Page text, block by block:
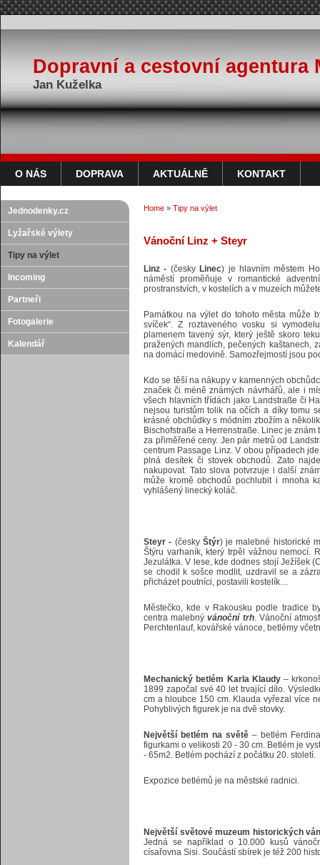
Dopravní a cestovní agentura
Jan Kuželka
O NÁS DOPRAVA AKTUÁLNĚ KONTAKT
Jednodenky.cz
Lyžařské výlety
Tipy na výlet
Incoming
Partneři
Fotogalerie
Kalendář
Home » Tipy na výlet
Vánoční Linz + Steyr
Linz - (česky Linec) je hlavním městem
náměstí proměňuje v romantické
prostranstvích, v kostelích a v muzeích
Památkou na výlet do tohoto města může
svíček“. Z roztaveného vosku si
plamenem tavený sýr, který ještě skoro
pražených mandlích, pečených kaštanech,
na domácí medovině. Samozřejmostí jsou
Kdo se těší na nákupy v kamenných
značek či méně známých návrhářů, ale i
všech hlavních třídách jako Landstraße či
nejsou turistům tolik na očích a díky tomu
krásné obchůdky s módním zbožím a
Bischofstraße a Herrenstraße. Linec je znám
za přiměřené ceny. Jen pár metrů od
centrum Passage Linz. V obou případech
plná desítek či stovek obchodů. Zato
nakupovat. Tato slova potvrzuje i další
může kromě obchodů pochlubit i mnoha
vyhlášený linecký koláč.
Steyr - (česky Štýr) je malebné historické
Štýru varhaník, který trpěl vážnou nemocí.
Jezulátka. V lese, kde dodnes stojí Ježíšek
se chodil k sošce modlit, uzdravil se a
přicházet poutníci, postavili kostelík…
Městečko, kde v Rakousku podle tradice
centra malebnývánoční trh. Vánoční
Perchtenlauf, kovářské vánoce, betlémy
Mechanický betlém Karla Klaudy–
1899 započal své 40 let trvající dílo.
cm a hloubce 150 cm. Klauda vyřezal více
Pohyblivých figurek je na dvě stovky.
Největší betlém na světě – betlém
figurkami o velikosti 20 - 30 cm. Betlém je
- 65m2. Betlém pochází z počátku 20. století.
Expozice betlémů je na městské radnici.
Největší světové muzeum historických
Jedná se například o 10.000 kusů
císařovna Sisi. Součástí sbírek je též 200